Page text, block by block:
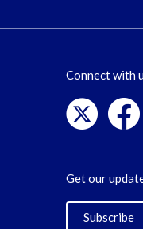
Connect with
Get our
Subscribe